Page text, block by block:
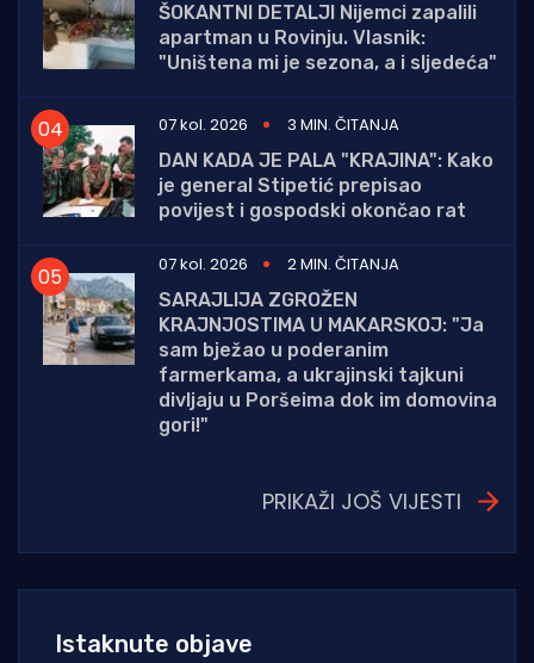
ŠOKANTNI DETALJI Nijemci zapalili
apartman u Rovinju. Vlasnik:
"Uništena mi je sezona, a i sljedeća"
07 kol. 2026
3 MIN. ČITANJA
DAN KADA JE PALA "KRAJINA": Kako
je general Stipetić prepisao
povijest i gospodski okončao rat
07 kol. 2026
2 MIN. ČITANJA
SARAJLIJA ZGROŽEN
KRAJNJOSTIMA U MAKARSKOJ: "Ja
sam bježao u poderanim
farmerkama, a ukrajinski tajkuni
divljaju u Poršeima dok im domovina
gori!"
PRIKAŽI JOŠ VIJESTI
Istaknute objave